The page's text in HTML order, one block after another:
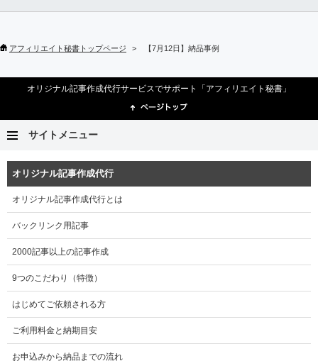
アフィリエイト秘書トップページ 【7月12日】納品事例
オリジナル記事作成代行サービスでサポート「アフィリエイト秘書」
サイトメニュー
オリジナル記事作成代行
オリジナル記事作成代行とは
バックリンク用記事
2000記事以上の記事作成
9つのこだわり（特徴）
はじめてご依頼される方
ご利用料金と納期目安
お申込みから納品までの流れ